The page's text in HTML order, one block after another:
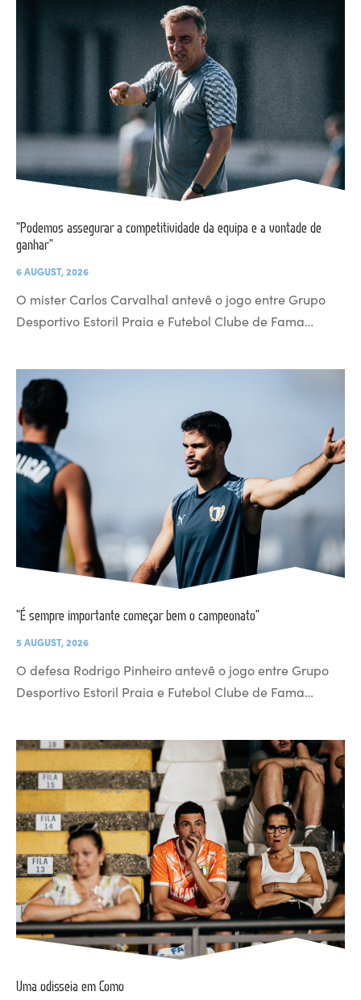
“Podemos assegurar a competitividade da equipa e a vontade de
ganhar”
6 AUGUST, 2026
O mister Carlos Carvalhal antevê o jogo entre Grupo
Desportivo Estoril Praia e Futebol Clube de Fama…
“É sempre importante começar bem o campeonato”
5 AUGUST, 2026
O defesa Rodrigo Pinheiro antevê o jogo entre Grupo
Desportivo Estoril Praia e Futebol Clube de Fama…
Uma odisseia em Como